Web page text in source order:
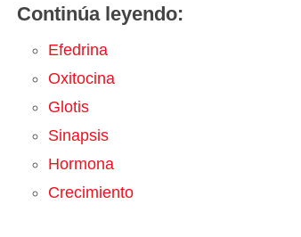
Continúa leyendo:
Efedrina
Oxitocina
Glotis
Sinapsis
Hormona
Crecimiento